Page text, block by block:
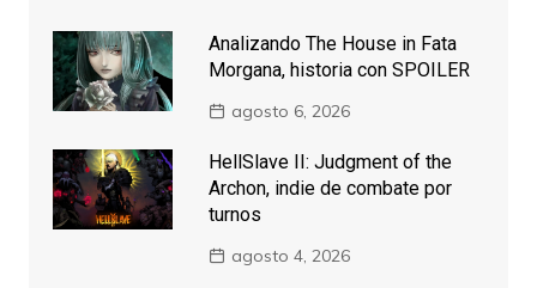
Analizando The House in Fata
Morgana, historia con SPOILER
agosto 6, 2026
HellSlave II: Judgment of the
Archon, indie de combate por
turnos
agosto 4, 2026